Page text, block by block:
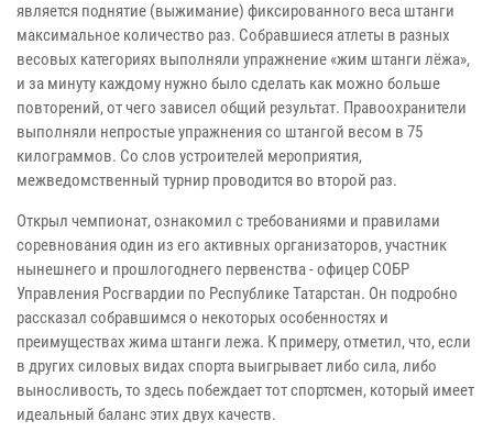
является поднятие (выжимание) фиксированного веса штанги
максимальное количество раз. Собравшиеся атлеты в разных
весовых категориях выполняли упражнение «жим штанги лёжа»,
и за минуту каждому нужно было сделать как можно больше
повторений, от чего зависел общий результат. Правоохранители
выполняли непростые упражнения со штангой весом в 75
килограммов. Со слов устроителей мероприятия,
межведомственный турнир проводится во второй раз.
Открыл чемпионат, ознакомил с требованиями и правилами
соревнования один из его активных организаторов, участник
нынешнего и прошлогоднего первенства - офицер СОБР
Управления Росгвардии по Республике Татарстан. Он подробно
рассказал собравшимся о некоторых особенностях и
преимуществах жима штанги лежа. К примеру, отметил, что, если
в других силовых видах спорта выигрывает либо сила, либо
выносливость, то здесь побеждает тот спортсмен, который имеет
идеальный баланс этих двух качеств.